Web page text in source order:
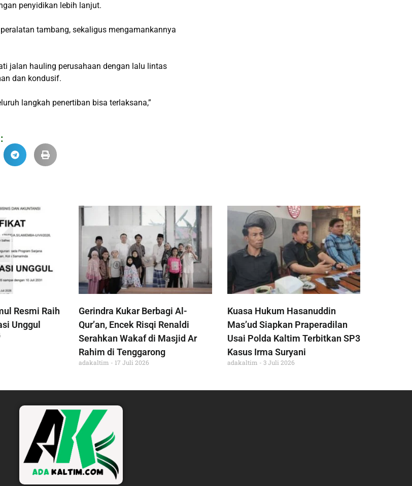
penyidikan lebih lanjut.
tambang, sekaligus mengamankannya
jalan hauling perusahaan dengan lalu lintas
dan kondusif.
langkah penertiban bisa terlaksana,”
Resmi Raih
Unggul
Gerindra Kukar Berbagi Al-
Qur’an, Encek Risqi Renaldi
Serahkan Wakaf di Masjid Ar
Rahim di Tenggarong
adakaltim 17 Juli 2026
Kuasa Hukum Hasanuddin
Mas’ud Siapkan Praperadilan
Usai Polda Kaltim Terbitkan SP3
Kasus Irma Suryani
adakaltim 3 Juli 2026